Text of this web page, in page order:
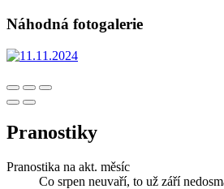
Náhodná fotogalerie
Pranostiky
Pranostika na akt. měsíc
Co srpen neuvaří, to už září